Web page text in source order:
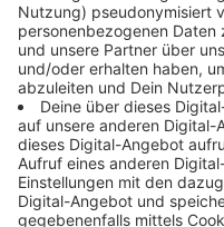
Der rund 30
unter Wasser von der
sein. Typisch seien die
hieß es. Der Zahn sei
könne aber auch bis zu
"Rheinische Post"
berichtet.